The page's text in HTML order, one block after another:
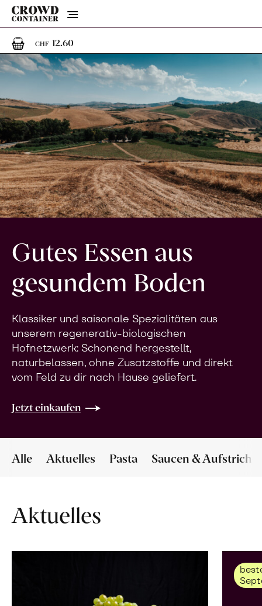
Menu
CHF 12.601 Artikel im Warenkorb
Gutes Essen aus
gesundem Boden
Klassiker und saisonale Spezialitäten aus
unserem regenerativ-biologischen
Hofnetzwerk: Schonend hergestellt,
naturbelassen, ohne Zusatzstoffe und direkt
vom Feld zu dir nach Hause geliefert.
Jetzt einkaufen
Alle Aktuelles Pasta Saucen & Aufstriche
Aktuelles